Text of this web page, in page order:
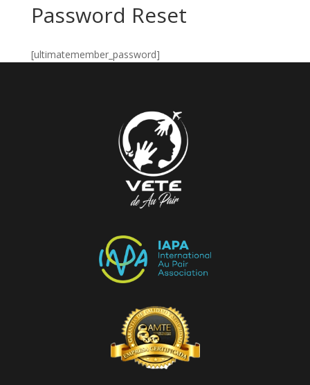
Password Reset
[ultimatemember_password]